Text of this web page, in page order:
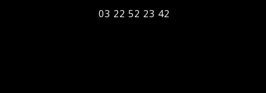
03 22 52 23 42